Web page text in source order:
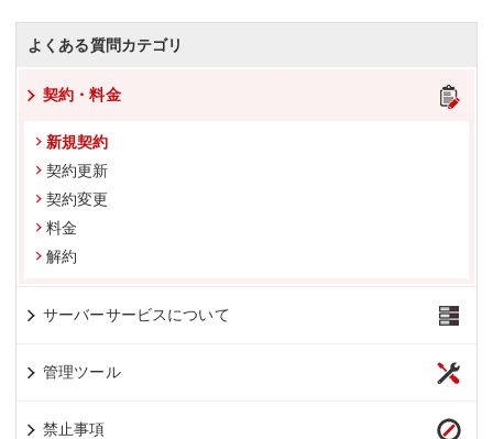
よくある質問カテゴリ
契約・料金
新規契約
契約更新
契約変更
料金
解約
サーバーサービスについて
管理ツール
禁止事項